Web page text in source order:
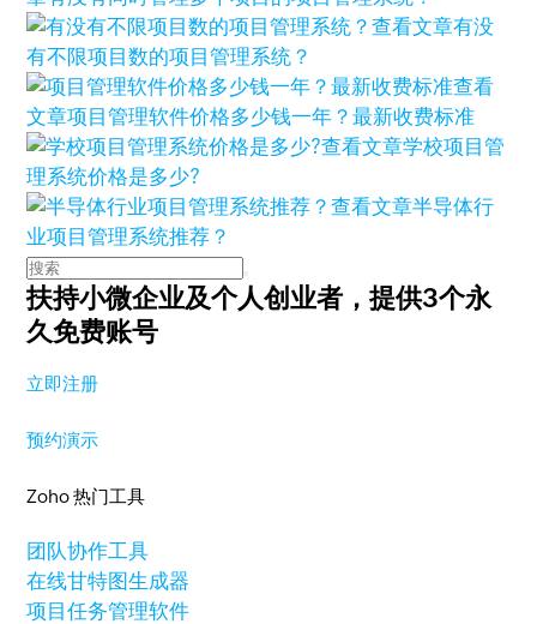
查看文章有没
有不限项目数的项目管理系统？
查看
文章项目管理软件价格多少钱一年？最新收费标准
查看文章学校项目管
理系统价格是多少?
查看文章半导体行
业项目管理系统推荐？
扶持小微企业及个人创业者，提供3个永
久免费账号
立即注册
预约演示
Zoho 热门工具
团队协作工具
在线甘特图生成器
项目任务管理软件